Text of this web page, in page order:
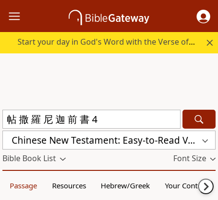
Start your day in God's Word with the Verse of the Day.
Chinese New Testament: Easy-to-Read Version (ERV-ZH)
Bible Book List Font Size
Passage Resources Hebrew/Greek Your Content